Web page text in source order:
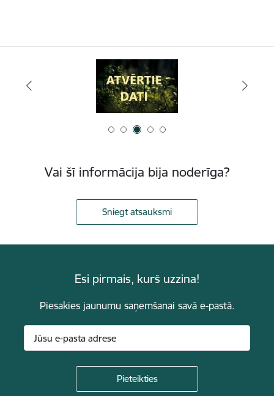
Vai šī informācija bija noderīga?
Sniegt atsauksmi
Esi pirmais, kurš uzzina!
Piesakies jaunumu saņemšanai savā e-pastā.